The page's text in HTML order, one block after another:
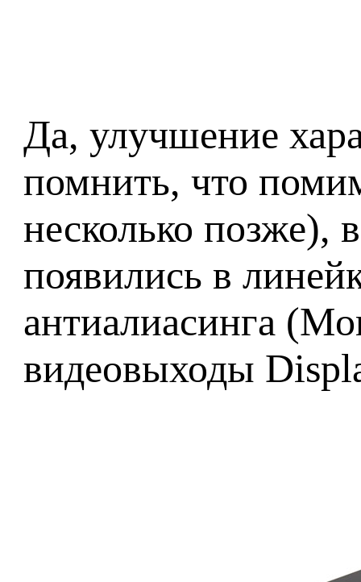
Да, улучшение
помнить, что
несколько позже),
появились в
антиалиасинга
видеовыходы